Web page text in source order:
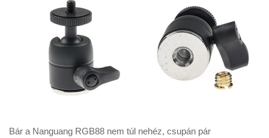
Bár a Nanguang RGB88 nem túl nehéz, csupán pár